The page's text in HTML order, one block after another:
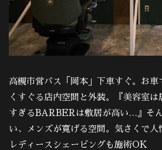
高槻市営バス「岡本」下車すぐ。お
くすぐる店内空間と外装。『美容室
すぎるBARBERは敷居が高い…』そ
い、メンズが寛げる空間。気さくで
レディースシェービングも施術OK